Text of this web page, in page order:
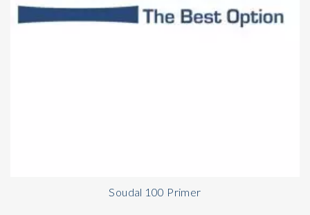
Soudal 100 Primer